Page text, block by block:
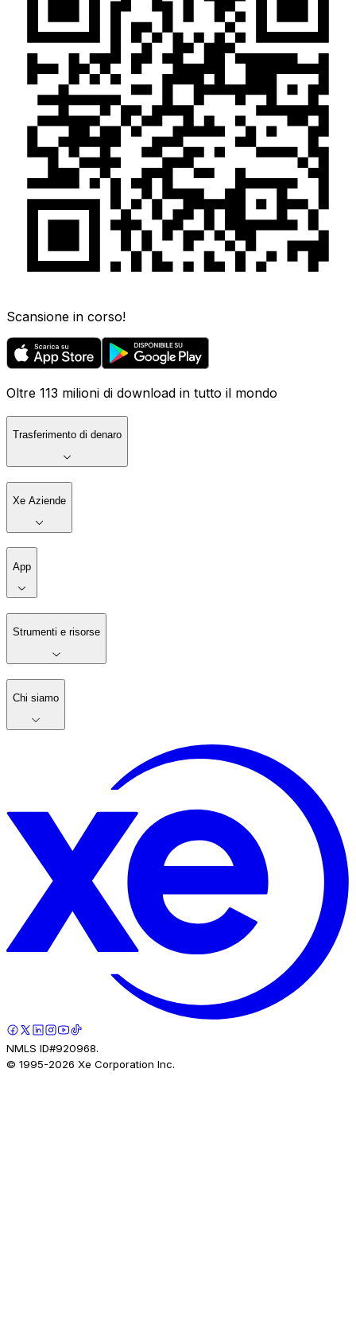
Scansione in corso!
Oltre 113 milioni di download in tutto il mondo
Trasferimento di denaro
Xe Aziende
App
Strumenti e risorse
Chi siamo
NMLS ID#920968.
© 1995-2026 Xe Corporation Inc.